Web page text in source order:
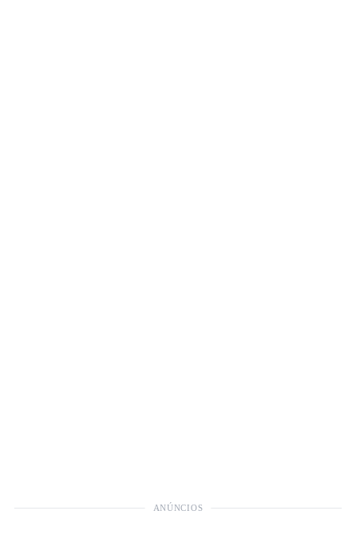
ANÚNCIOS